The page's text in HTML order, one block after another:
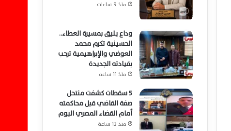
منذ 9 ساعات
وداع يليق بمسيرة العطاء..
الحسينية تكرم محمد
العوضي والإبراهيمية ترحب
بقيادته الجديدة
منذ 11 ساعة
5 سقطات كشفت منتحل
صفة القاضي قبل محاكمته
أمام القضاء المصري اليوم
منذ 12 ساعة